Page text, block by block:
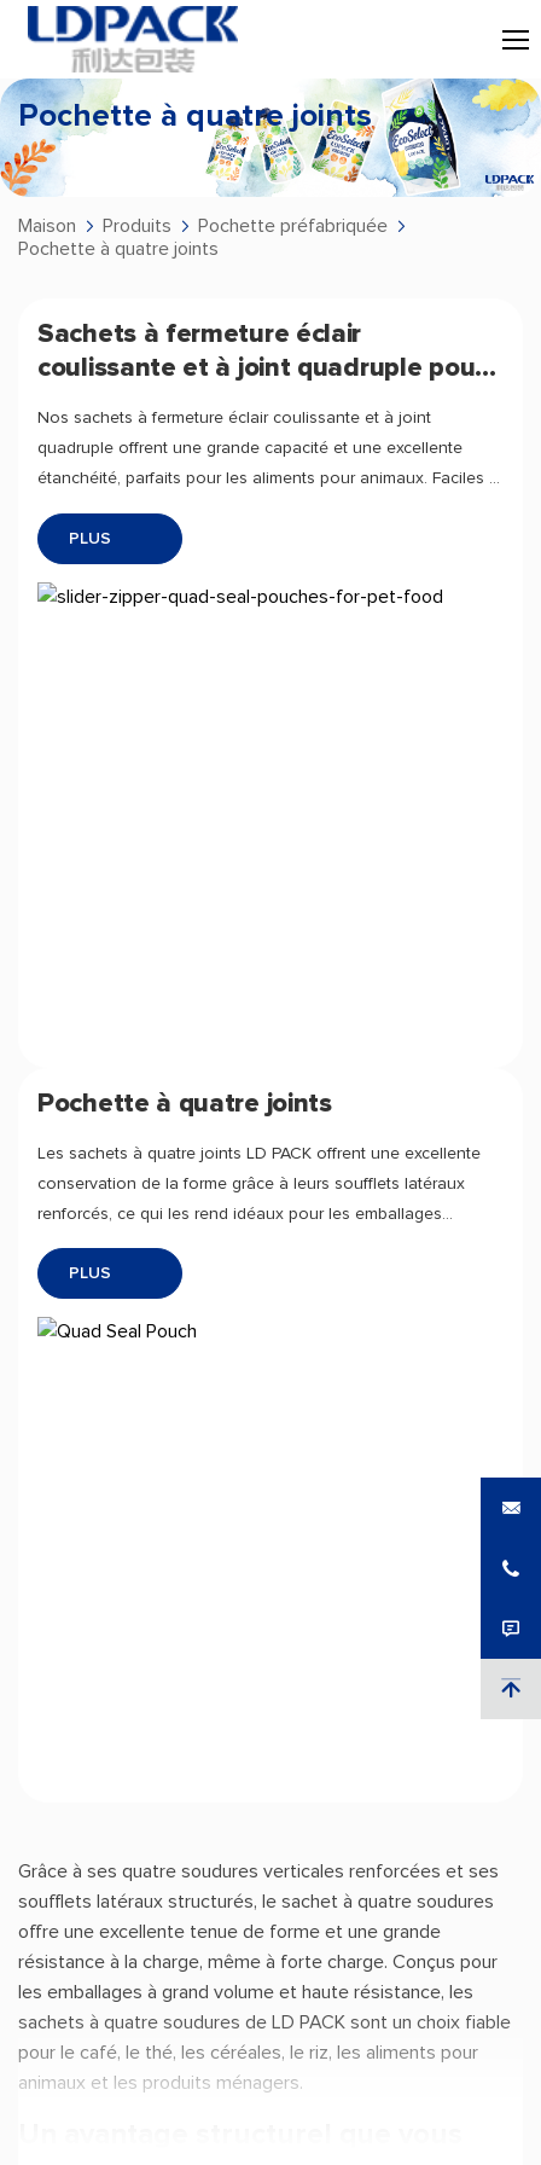
Pochette à quatre joints
Maison Produits
Pochette préfabriquée
Pochette à quatre joints
Sachets à fermeture éclair
coulissante et à joint quadruple pour
Nos sachets à fermeture éclair coulissante et à joint
quadruple offrent une grande capacité et une excellente
étanchéité, parfaits pour les aliments pour animaux. Faciles à
des produits.
PLUS
Pochette à quatre joints
Les sachets à quatre joints LD PACK offrent une excellente
conservation de la forme grâce à leurs soufflets latéraux
renforcés, ce qui les rend idéaux pour les emballages
ils sont parfaits pour une image de marque remarquable et
une durabilité accrue.
PLUS
Grâce à ses quatre soudures verticales renforcées et ses
soufflets latéraux structurés, le sachet à quatre soudures
offre une excellente tenue de forme et une grande
résistance à la charge, même à forte charge. Conçus pour
les emballages à grand volume et haute résistance, les
sachets à quatre soudures de LD PACK sont un choix fiable
pour le café, le thé, les céréales, le riz, les aliments pour
animaux et les produits ménagers.